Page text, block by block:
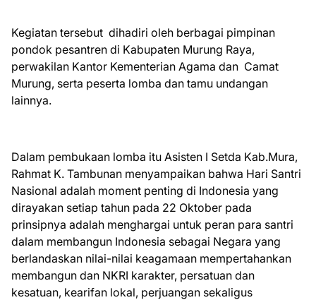
Kegiatan tersebut dihadiri oleh berbagai pimpinan
pondok pesantren di Kabupaten Murung Raya,
perwakilan Kantor Kementerian Agama dan Camat
Murung, serta peserta lomba dan tamu undangan
lainnya.
Dalam pembukaan lomba itu Asisten I Setda Kab.Mura,
Rahmat K. Tambunan menyampaikan bahwa Hari Santri
Nasional adalah moment penting di Indonesia yang
dirayakan setiap tahun pada 22 Oktober pada
prinsipnya adalah menghargai untuk peran para santri
dalam membangun Indonesia sebagai Negara yang
berlandaskan nilai-nilai keagamaan mempertahankan
membangun dan NKRI karakter, persatuan dan
kesatuan, kearifan lokal, perjuangan sekaligus